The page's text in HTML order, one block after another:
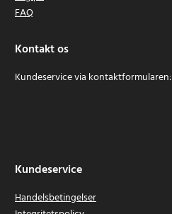
FAQ
Kontakt os
Kundeservice via kontaktformularen:
Kundeservice
Handelsbetingelser